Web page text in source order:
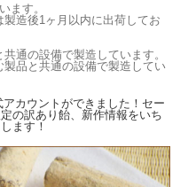
ます。
造後1ヶ月以内に出荷してお
通の設備で製造しています。
製品と共通の設備で製造してい
カウントができました！セー
の訳あり飴、新作情報をいち
ます！